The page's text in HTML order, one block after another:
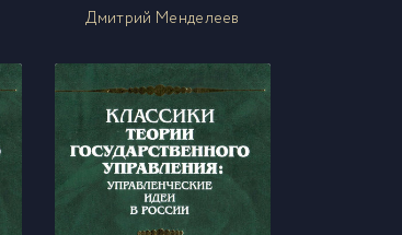
Дмитрий Менделеев